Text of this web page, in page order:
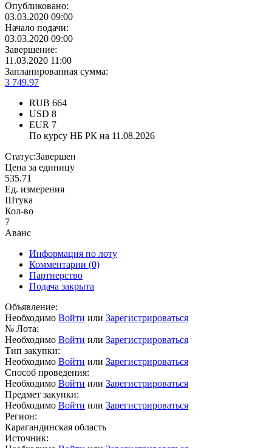
Опубликовано:
03.03.2020 09:00
Начало подачи:
03.03.2020 09:00
Завершение:
11.03.2020 11:00
Запланированная сумма:
3 749.97
RUB 664
USD 8
EUR 7
По курсу НБ РК на 11.08.2026
Статус:Завершен
Цена за единицу
535.71
Ед. измерения
Штука
Кол-во
7
Аванс
Информация по лоту
Комментарии (0)
Партнерство
Подача закрыта
Объявление:
Необходимо Войти или Зарегистрироваться
№ Лота:
Необходимо Войти или Зарегистрироваться
Тип закупки:
Необходимо Войти или Зарегистрироваться
Способ проведения:
Необходимо Войти или Зарегистрироваться
Предмет закупки:
Необходимо Войти или Зарегистрироваться
Регион:
Карагандинская область
Источник: